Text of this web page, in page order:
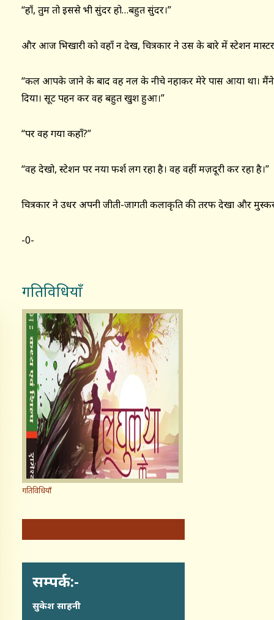
“हाँ, तुम तो इससे भी सुंदर हो…बहुत सुंदर।”
और आज भिखारी को वहाँ न देख, चित्रकार ने उस के बारे में स्टेशन
“कल आपके जाने के बाद वह नल के नीचे नहाकर मेरे पास आया था। मैंने
दिया। सूट पहन कर वह बहुत खुश हुआ।”
“पर वह गया कहाँ?”
“वह देखो, स्टेशन पर नया फर्श लग रहा है। वह वहीं मज़दूरी कर रहा है।”
चित्रकार ने उधर अपनी जीती-जागती कलाकृति की तरफ देखा और
-0-
गतिविधियाँ
गतिविधियाँ
सम्पर्क:-
सुकेश साहनी